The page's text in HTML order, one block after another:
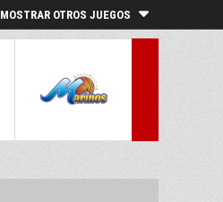
MOSTRAR OTROS JUEGOS